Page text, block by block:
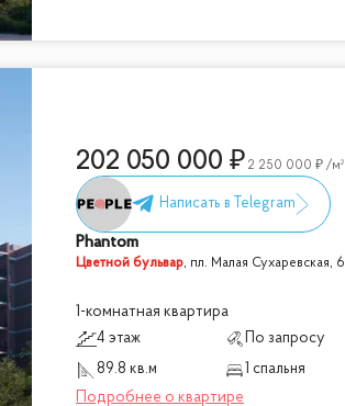
202 050 000 2 250 000 /м²
Phantom
Цветной бульвар, пл. Малая Сухаревская, 6
1-комнатная квартира
4 этаж
По запросу
89.8 кв.м
1 спальня